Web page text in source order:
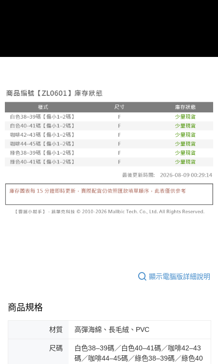
顯示電腦版詳細說明
商品規格
材質 高彈海綿、長毛絨、PVC
尺碼
白色38–39碼／白色40–41碼／咖啡42–43
碼／咖啡44–45碼／綠色38–39碼／綠色40